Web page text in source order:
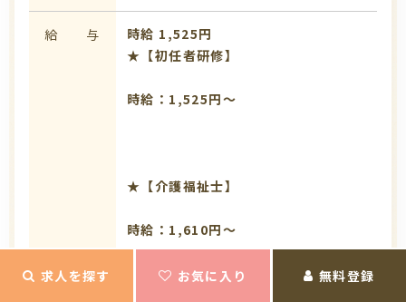
給 与
時給 1,525円
★【初任者研修】
時給：1,525円～
★【介護福祉士】
時給：1,610円～
求人を探す お気に入り 無料登録